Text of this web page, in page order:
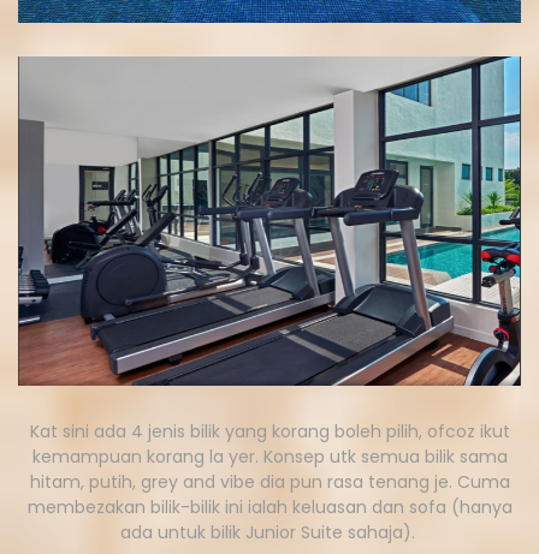
Kat sini ada 4 jenis bilik yang korang boleh pilih, ofcoz ikut
kemampuan korang la yer. Konsep utk semua bilik sama
hitam, putih, grey and vibe dia pun rasa tenang je. Cuma
membezakan bilik-bilik ini ialah keluasan dan sofa (hanya
ada untuk bilik Junior Suite sahaja).